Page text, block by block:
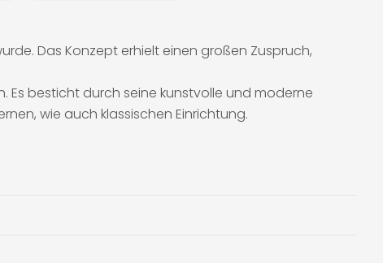
Das Konzept erhielt einen großen Zuspruch,
Es besticht durch seine kunstvolle und moderne
wie auch klassischen Einrichtung.